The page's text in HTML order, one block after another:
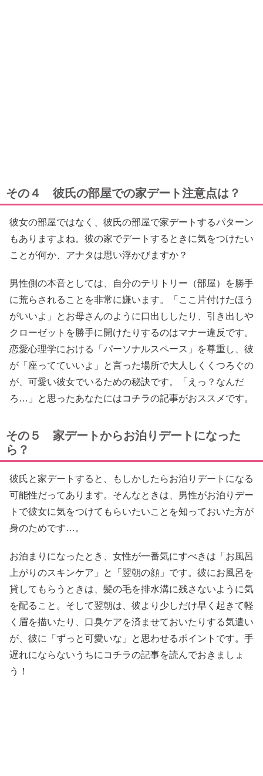
その４ 彼氏の部屋での家デート注意点は？
彼女の部屋ではなく、彼氏の部屋で家デートするパターン
もありますよね。彼の家でデートするときに気をつけたい
ことが何か、アナタは思い浮かびますか？
男性側の本音としては、自分のテリトリー（部屋）を勝手
に荒らされることを非常に嫌います。「ここ片付けたほう
がいいよ」とお母さんのように口出ししたり、引き出しや
クローゼットを勝手に開けたりするのはマナー違反です。
恋愛心理学における「パーソナルスペース」を尊重し、彼
が「座ってていいよ」と言った場所で大人しくくつろぐの
が、可愛い彼女でいるための秘訣です。「えっ？なんだ
ろ…」と思ったあなたにはコチラの記事がおススメです。
その５ 家デートからお泊りデートになった
ら？
彼氏と家デートすると、もしかしたらお泊りデートになる
可能性だってあります。そんなときは、男性がお泊りデー
トで彼女に気をつけてもらいたいことを知っておいた方が
身のためです…。
お泊まりになったとき、女性が一番気にすべきは「お風呂
上がりのスキンケア」と「翌朝の顔」です。彼にお風呂を
貸してもらうときは、髪の毛を排水溝に残さないように気
を配ること。そして翌朝は、彼より少しだけ早く起きて軽
く眉を描いたり、口臭ケアを済ませておいたりする気遣い
が、彼に「ずっと可愛いな」と思わせるポイントです。手
遅れにならないうちにコチラの記事を読んでおきましょ
う！